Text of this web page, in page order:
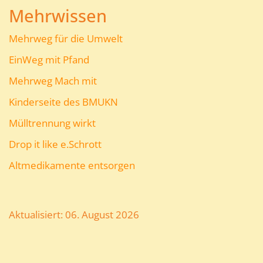
Mehrwissen
Mehrweg für die Umwelt
EinWeg mit Pfand
Mehrweg Mach mit
Kinderseite des BMUKN
Mülltrennung wirkt
Drop it like e.Schrott
Altmedikamente entsorgen
Aktualisiert: 06. August 2026